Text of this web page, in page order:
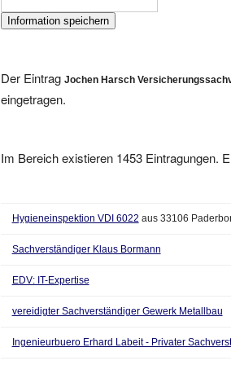
Der EintragJochen Harsch
eingetragen.
Im Bereich existieren 1453 Eintragungen.
Hygieneinspektion VDI 6022 aus 33106
Sachverständiger Klaus Bormann
EDV: IT-Expertise
vereidigter Sachverständiger Gewerk Metallbau
Ingenieurbuero Erhard Labeit - Privater